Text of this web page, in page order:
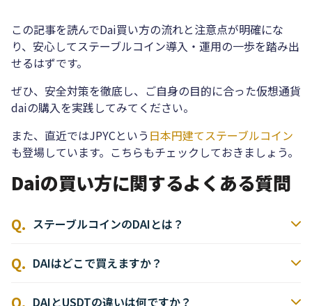
この記事を読んでDai買い方の流れと注意点が明確にな
り、安心してステーブルコイン導入・運用の一歩を踏み出
せるはずです。
ぜひ、安全対策を徹底し、ご自身の目的に合った仮想通貨
daiの購入を実践してみてください。
また、直近ではJPYCという 日本円建てステーブルコイン
も登場しています。こちらもチェックしておきましょう。
Daiの買い方に関するよくある質問
ステーブルコインのDAIとは？
DAIはどこで買えますか？
DAIとUSDTの違いは何ですか？